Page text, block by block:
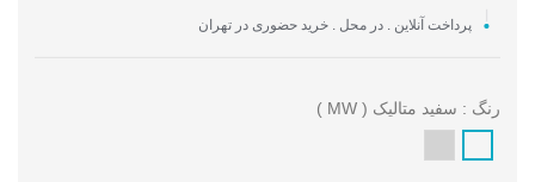
پرداخت آنلاین . در محل . خرید حضوری در تهران
رنگ : سفید متالیک ( MW )